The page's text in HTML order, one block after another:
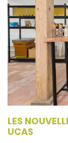
LES
UCAS